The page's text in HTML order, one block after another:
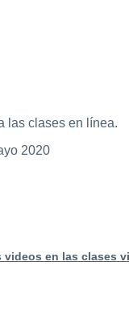
las clases en línea.
2020
en las clases